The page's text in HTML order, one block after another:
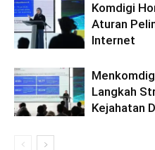
Komdigi
Aturan
Internet
Langkah
Kejahatan